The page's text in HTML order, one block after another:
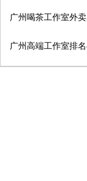
广州喝茶工作室外
广州高端工作室排